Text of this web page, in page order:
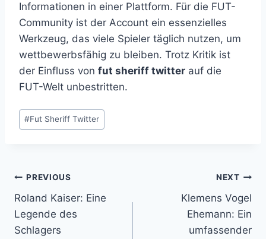
Informationen in einer Plattform. Für die FUT-
Community ist der Account ein essenzielles
Werkzeug, das viele Spieler täglich nutzen, um
wettbewerbsfähig zu bleiben. Trotz Kritik ist
der Einfluss von fut sheriff twitter auf die
FUT-Welt unbestritten.
Post
Tags:
#Fut Sheriff Twitter
Post
navigation
PREVIOUS
Roland Kaiser: Eine
Legende des
Schlagers
NEXT
Klemens Vogel
Ehemann: Ein
umfassender